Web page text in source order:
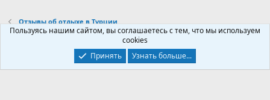
Отзывы об отдыхе в Турции
Условия и правила
Политика конфиденциальности
Главная
R
Пользуясь нашим сайтом, вы соглашаетесь с тем, что мы используем
cookies
Принять
Узнать больше...